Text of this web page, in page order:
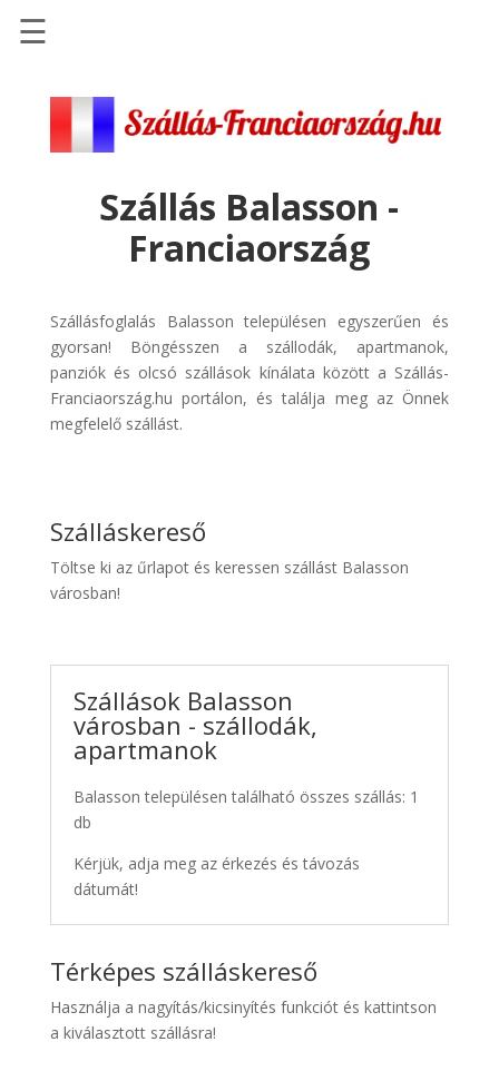
Szállások
Repülőjegy
pénzvisszatérítéssel
Discover
Cars
Transzfer
☰
Szállás Balasson -
Franciaország
Szállásfoglalás Balasson településen egyszerűen és
gyorsan! Böngésszen a szállodák, apartmanok,
panziók és olcsó szállások kínálata között a Szállás-
Franciaország.hu portálon, és találja meg az Önnek
megfelelő szállást.
Szálláskereső
Töltse ki az űrlapot és keressen szállást Balasson
városban!
Szállások Balasson
városban - szállodák,
apartmanok
Balasson településen található összes szállás: 1
db
Kérjük, adja meg az érkezés és távozás
dátumát!
Térképes szálláskereső
Használja a nagyítás/kicsinyítés funkciót és kattintson
a kiválasztott szállásra!